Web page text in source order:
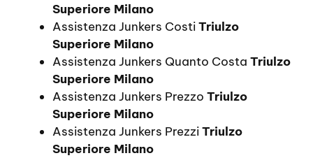
Superiore Milano
Assistenza Junkers CostiTriulzo
Superiore Milano
Assistenza Junkers Quanto Costa Triulzo
Superiore Milano
Assistenza Junkers Prezzo Triulzo
Superiore Milano
Assistenza Junkers PrezziTriulzo
Superiore Milano